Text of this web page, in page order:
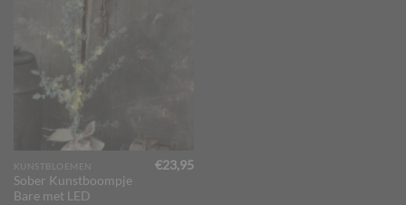
KUNSTBLOEMEN
Sober Kunstboompje
Bare met LED
€23,95